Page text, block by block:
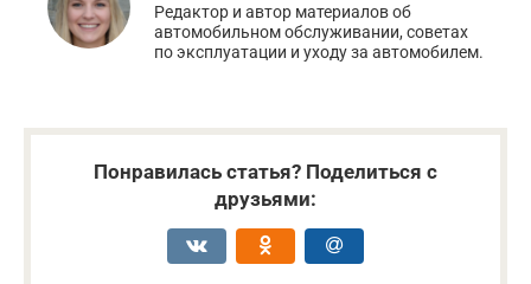
Редактор и автор материалов об
автомобильном обслуживании, советах
по эксплуатации и уходу за автомобилем.
Понравилась статья? Поделиться с
друзьями: